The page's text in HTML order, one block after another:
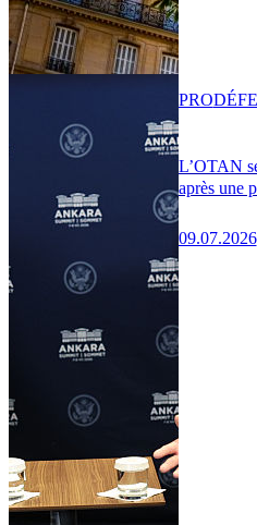
L’OTAN
après une
09.07.2026
PRO